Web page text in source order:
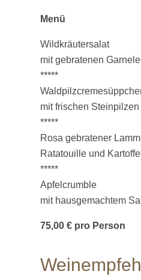
Menü
Wildkräutersalat
mit gebratenen
*****
mit frischen Steinpilzen
*****
Rosa gebratener
Ratatouille und
*****
Apfelcrumble
mit hausgemachtem
75,00 € pro Person